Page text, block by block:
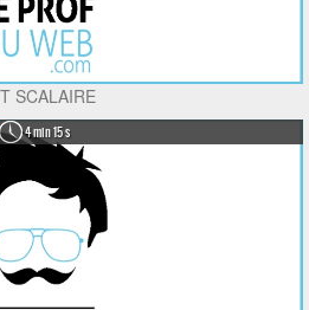
SCALAIRE
4 min 15 s